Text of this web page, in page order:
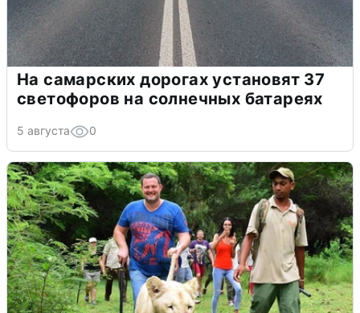
На самарских дорогах установят 37
светофоров на солнечных батареях
5 августа 0